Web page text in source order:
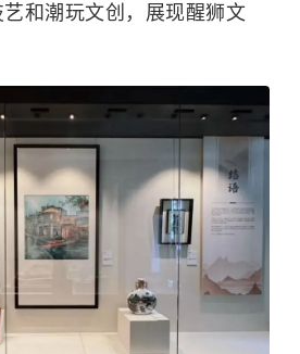
和潮玩文创，展现醒狮文